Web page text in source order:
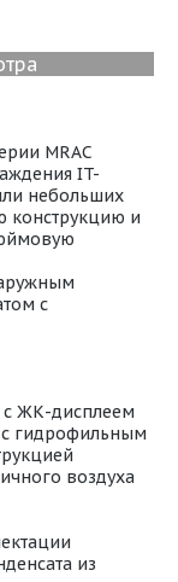
MRAC
IT-
небольших
конструкцию и
с
с ЖК-дисплеем
гидрофильным
воздуха
из